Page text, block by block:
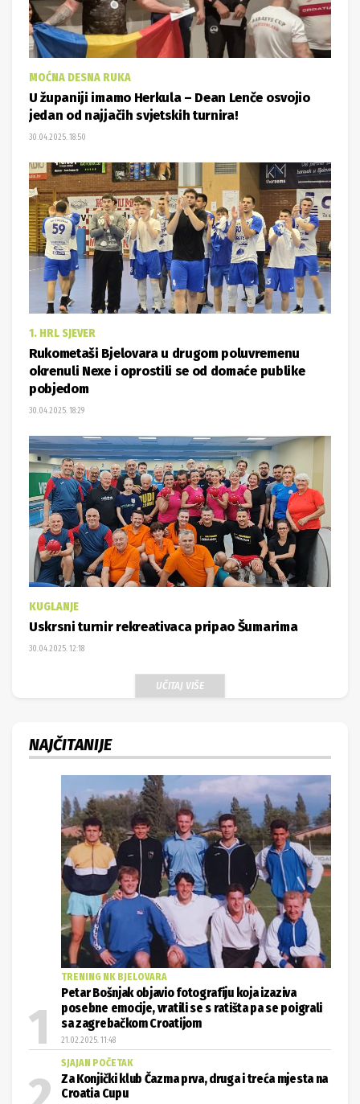
MOĆNA DESNA RUKA
U županiji imamo Herkula – Dean Lenče osvojio
jedan od najjačih svjetskih turnira!
30.04.2025. 18:50
1. HRL SJEVER
Rukometaši Bjelovara u drugom poluvremenu
okrenuli Nexe i oprostili se od domaće publike
pobjedom
30.04.2025. 18:29
KUGLANJE
Uskrsni turnir rekreativaca pripao Šumarima
30.04.2025. 12:18
UČITAJ VIŠE
NAJČITANIJE
TRENING NK BJELOVARA
Petar Bošnjak objavio fotografiju koja izaziva
posebne emocije, vratili se s ratišta pa se poigrali
sa zagrebačkom Croatijom
21.02.2025. 11:48
SJAJAN POČETAK
Za Konjički klub Čazma prva, druga i treća mjesta na
Croatia Cupu